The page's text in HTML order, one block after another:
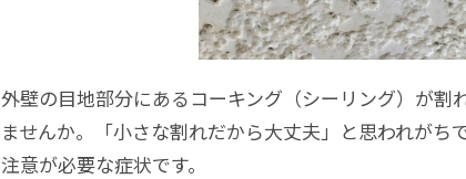
外壁の目地部分にあるコーキング（シーリング）が割
ませんか。「小さな割れだから大丈夫」と思われが
注意が必要な症状です。